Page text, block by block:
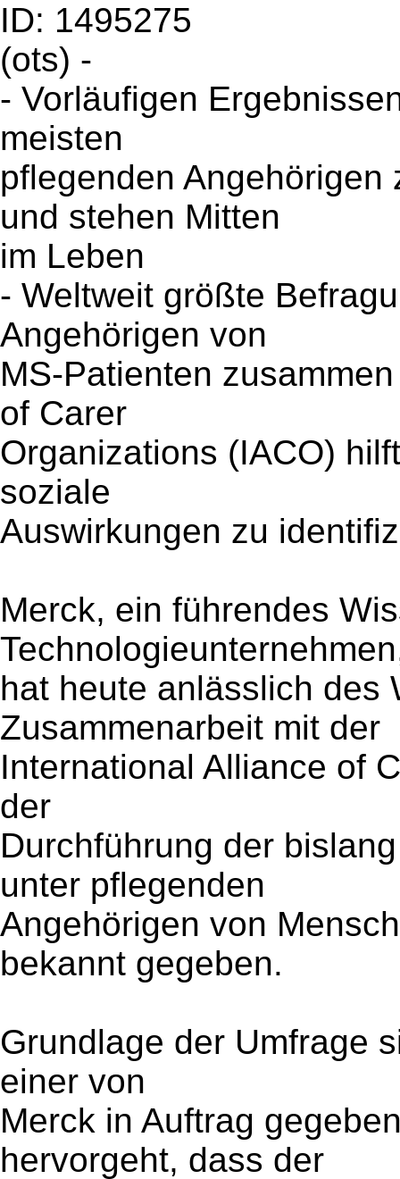
ID: 1495275
(ots) -
- Vorläufigen
meisten
pflegenden
und stehen Mitten
im Leben
- Weltweit größte
Angehörigen von
MS-Patienten
of Carer
Organizations (IACO)
soziale
Auswirkungen zu
Merck, ein führendes
hat heute anlässlich des
Zusammenarbeit mit der
International Alliance of
der
Durchführung der
unter pflegenden
Angehörigen von
bekannt gegeben.
Grundlage der Umfrage
einer von
Merck in Auftrag
hervorgeht, dass der